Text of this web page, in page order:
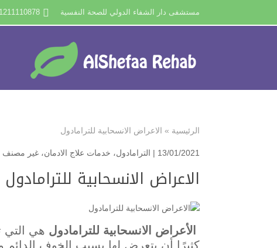
مستشفى دار الشفاء الدولي للصحة النفسية
الرئيسية » الاعراض الانسحابية للترامادول
13/01/2021 | الترامادول، خدمات علاج الادمان، غير مصنف
الاعراض الانسحابية للترامادول
الأعراض الانسحابية للترامادول هي التي
كثيرًا أن يتعرض لها بسبب الخوف الدائم من